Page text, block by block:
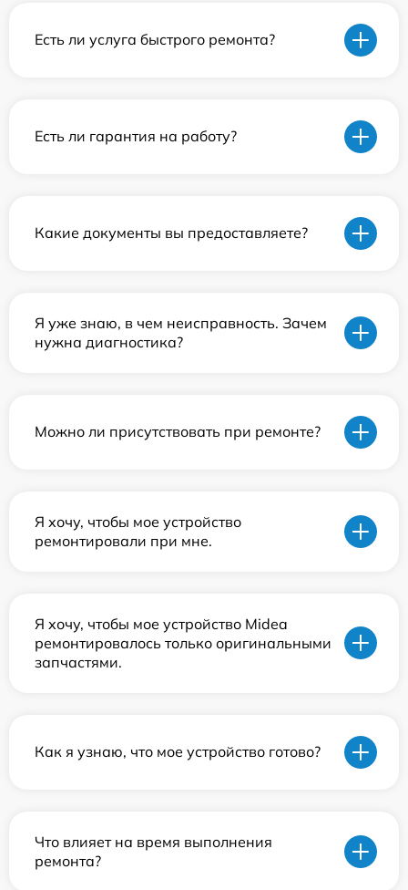
Есть ли услуга быстрого ремонта?
Есть ли гарантия на работу?
Какие документы вы предоставляете?
Я уже знаю, в чем неисправность. Зачем
нужна диагностика?
Можно ли присутствовать при ремонте?
Я хочу, чтобы мое устройство
ремонтировали при мне.
Я хочу, чтобы мое устройство Midea
ремонтировалось только оригинальными
запчастями.
Как я узнаю, что мое устройство готово?
Что влияет на время выполнения
ремонта?